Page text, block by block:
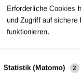
Erforderliche Cookies
und Zugriff auf
funktionieren.
Statistik (Matomo) 2